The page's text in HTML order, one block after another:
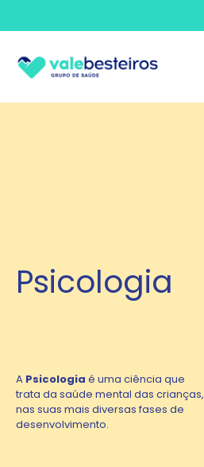
Psicologia
A Psicologia é uma ciência que
trata da saúde mental das crianças,
nas suas mais diversas fases de
desenvolvimento.